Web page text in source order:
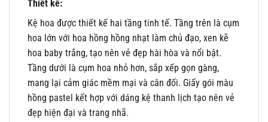
Thiết kế:
Kệ hoa được thiết kế hai tầng tinh tế. Tầng trên là cụm
hoa lớn với hoa hồng hồng nhạt làm chủ đạo, xen kẽ
hoa baby trắng, tạo nên vẻ đẹp hài hòa và nổi bật.
Tầng dưới là cụm hoa nhỏ hơn, sắp xếp gọn gàng,
mang lại cảm giác mềm mại và cân đối. Giấy gói màu
hồng pastel kết hợp với dáng kệ thanh lịch tạo nên vẻ
đẹp hiện đại và trang nhã.